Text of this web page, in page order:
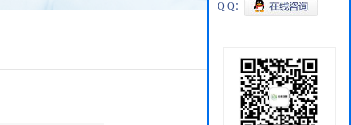
Q Q：